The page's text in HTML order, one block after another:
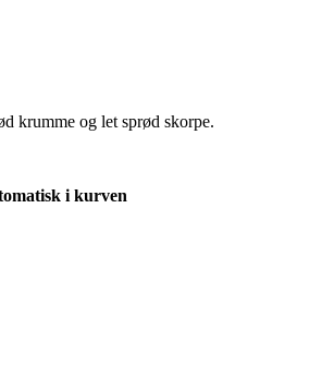
krumme og let sprød skorpe.
i kurven